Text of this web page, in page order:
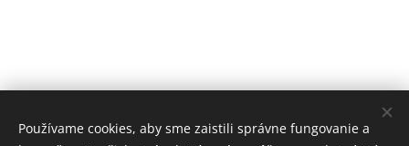
Používame cookies, aby sme zaistili správne fungovanie a